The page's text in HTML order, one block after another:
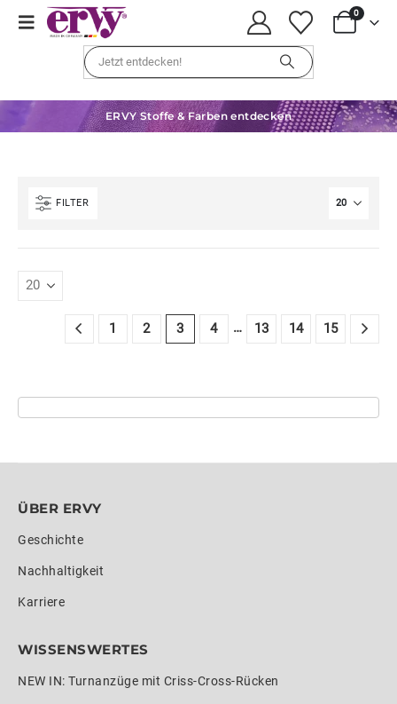
0
ERVY Stoffe & Farben entdecken
FILTER
1 2 3 4 … 13 14 15
ÜBER ERVY
Geschichte
Nachhaltigkeit
Karriere
WISSENSWERTES
NEW IN: Turnanzüge mit Criss-Cross-Rücken